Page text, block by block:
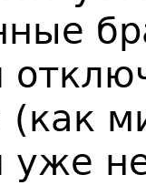
(как
уже